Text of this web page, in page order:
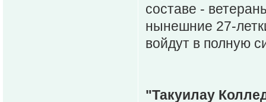
составе -
нынешние 27-
войдут в полную
"Такуилау